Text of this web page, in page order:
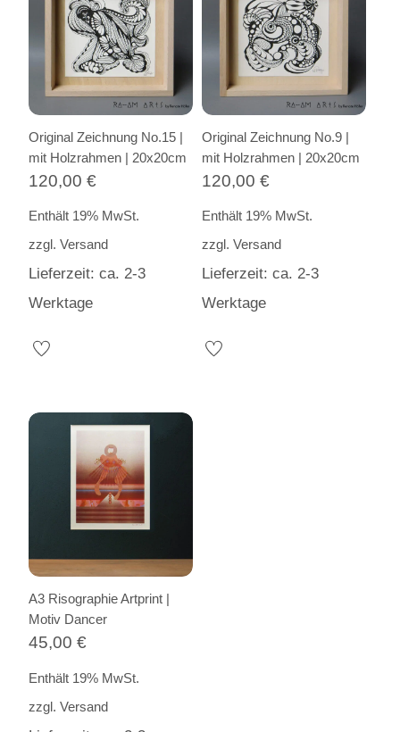
Original Zeichnung No.15 |
mit Holzrahmen | 20x20cm
120,00€
Enthält 19% MwSt.
zzgl.Versand
Lieferzeit: ca. 2-3
Werktage
Original Zeichnung No.9 |
mit Holzrahmen | 20x20cm
120,00 €
Enthält 19% MwSt.
zzgl. Versand
Lieferzeit: ca. 2-3
Werktage
A3 Risographie Artprint |
Motiv Dancer
45,00€
Enthält 19% MwSt.
zzgl.Versand